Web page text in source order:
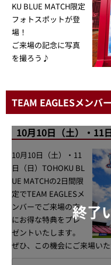
KU BLUE MATCH限定
フォトスポットが登
場！
ご来場の記念に写真
を撮ろう♪
TEAM EAGLESメンバ
終了
10月10日（土）・11
10月10日（土）・11
日（日）TOHOKU BL
UE MATCHの2日間限
定でTEAM EAGLESメ
ンバーでご来場の方
にお得な特典をプレ
ゼントいたします。
ぜひ、この機会にご来場い